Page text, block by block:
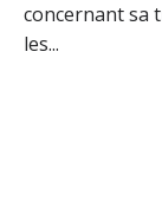
concernant sa
les...